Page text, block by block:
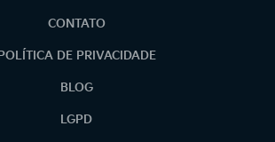
CONTATO
POLÍTICA DE PRIVACIDADE
BLOG
LGPD